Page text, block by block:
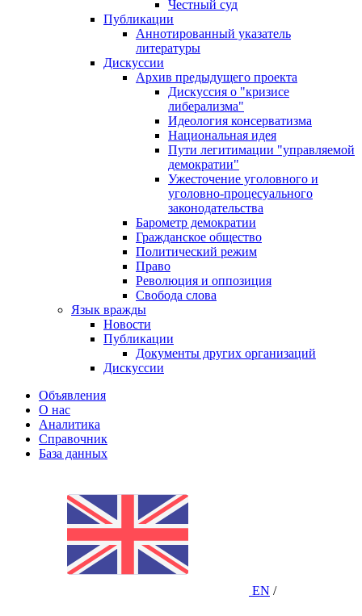
Честный суд
Публикации
Аннотированный указатель
литературы
Дискуссии
Архив предыдущего проекта
Дискуссия о "кризисе
либерализма"
Идеология консерватизма
Национальная идея
Пути легитимации "управляемой
демократии"
Ужесточение уголовного и
уголовно-процесуального
законодательства
Барометр демократии
Гражданское общество
Политический режим
Право
Революция и оппозиция
Свобода слова
Язык вражды
Новости
Публикации
Документы других организаций
Дискуссии
Объявления
О нас
Аналитика
Справочник
База данных
EN /